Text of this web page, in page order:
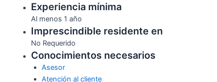
Experiencia mínima
Al menos 1 año
Imprescindible residente en
No Requerido
Conocimientos necesarios
Asesor
Atención al cliente